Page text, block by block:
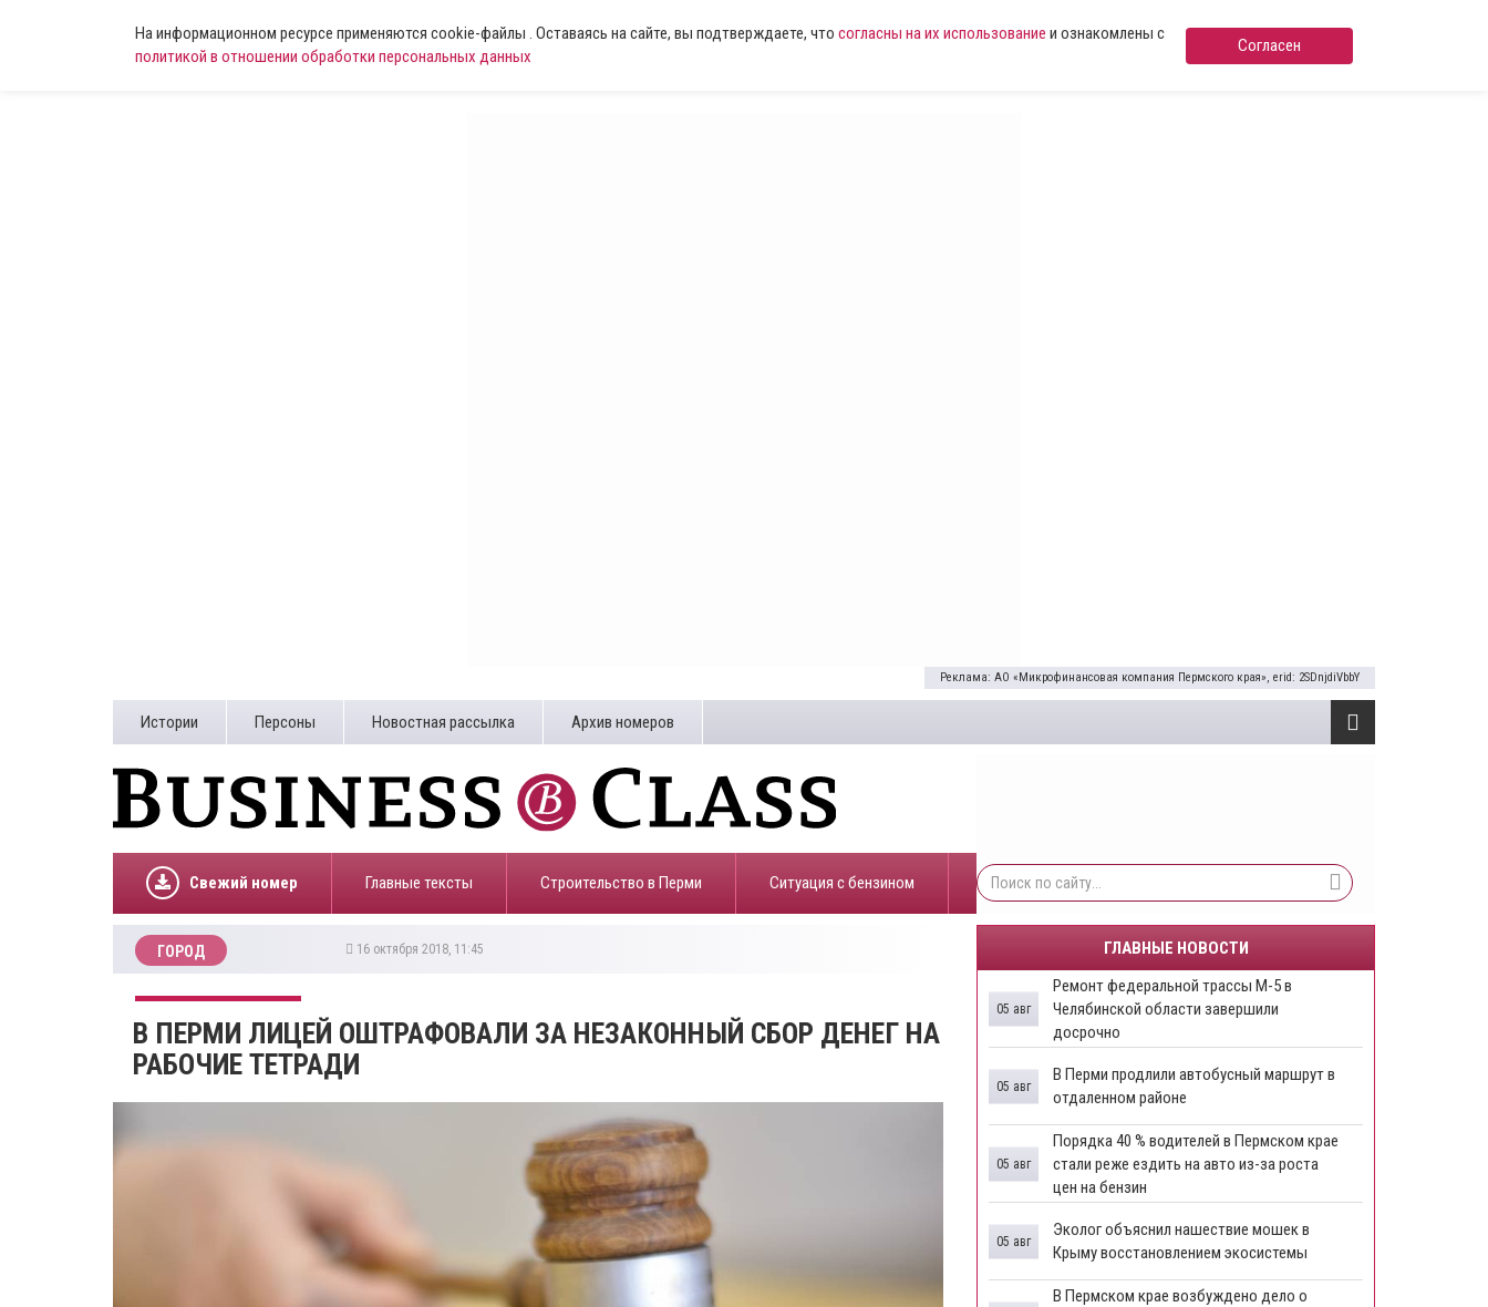
На информационном ресурсе применяются cookie-файлы . Оставаясь на сайте, вы подтверждаете, что согласны на их использование и ознакомлены с
политикой в отношении обработки персональных данных
Согласен
Реклама: АО «Микрофинансовая компания Пермского края», erid: 2SDnjdiVbbY
Истории Персоны Новостная рассылка Архив номеров
Свежий номер Главные тексты Строительство в Перми ​Ситуация с бензином
ГОРОД 16 октября 2018, 11:45
​В ПЕРМИ ЛИЦЕЙ ОШТРАФОВАЛИ ЗА НЕЗАКОННЫЙ СБОР ДЕНЕГ НА
РАБОЧИЕ ТЕТРАДИ
ГЛАВНЫЕ НОВОСТИ
Ремонт федеральной трассы М-5 в
Челябинской области завершили
досрочно
05 авг
​В Перми продлили автобусный маршрут в
отдаленном районе
05 авг
​Порядка 40 % водителей в Пермском крае
стали реже ездить на авто из-за роста
цен на бензин
05 авг
Эколог объяснил нашествие мошек в
Крыму восстановлением экосистемы
05 авг
​В Пермском крае возбуждено дело о